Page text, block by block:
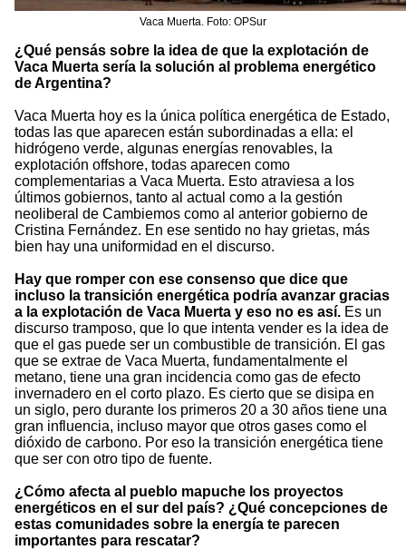
Vaca Muerta. Foto: OPSur
¿Qué pensás sobre la idea de que la explotación de
Vaca Muerta sería la solución al problema energético
de Argentina?
Vaca Muerta hoy es la única política energética de Estado,
todas las que aparecen están subordinadas a ella: el
hidrógeno verde, algunas energías renovables, la
explotación offshore, todas aparecen como
complementarias a Vaca Muerta. Esto atraviesa a los
últimos gobiernos, tanto al actual como a la gestión
neoliberal de Cambiemos como al anterior gobierno de
Cristina Fernández. En ese sentido no hay grietas, más
bien hay una uniformidad en el discurso.
Hay que romper con ese consenso que dice que
incluso la transición energética podría avanzar gracias
a la explotación de Vaca Muerta y eso no es así. Es un
discurso tramposo, que lo que intenta vender es la idea de
que el gas puede ser un combustible de transición. El gas
que se extrae de Vaca Muerta, fundamentalmente el
metano, tiene una gran incidencia como gas de efecto
invernadero en el corto plazo. Es cierto que se disipa en
un siglo, pero durante los primeros 20 a 30 años tiene una
gran influencia, incluso mayor que otros gases como el
dióxido de carbono. Por eso la transición energética tiene
que ser con otro tipo de fuente.
¿Cómo afecta al pueblo mapuche los proyectos
energéticos en el sur del país? ¿Qué concepciones de
estas comunidades sobre la energía te parecen
importantes para rescatar?